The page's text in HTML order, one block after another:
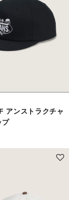
アンストラクチャ
プ